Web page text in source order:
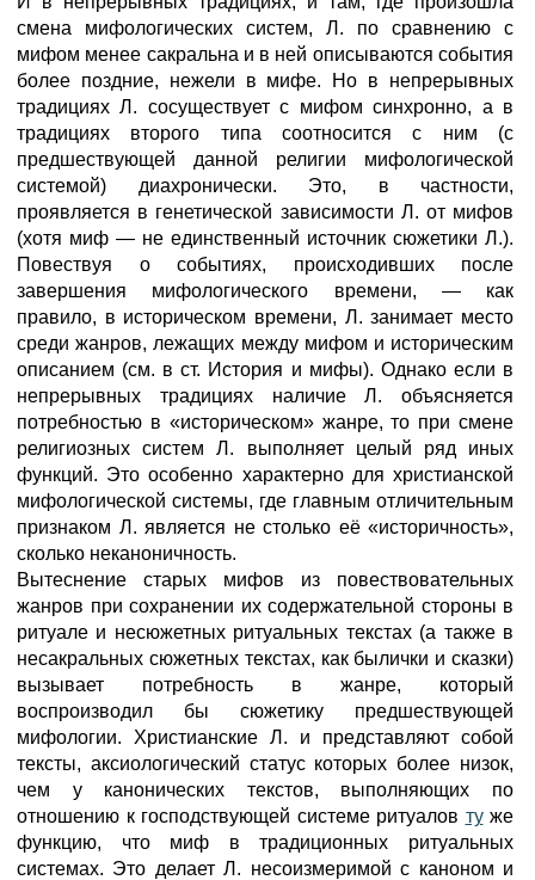
смена мифологических систем, Л. по сравнению с
мифом менее сакральна и в ней описываются события
более поздние, нежели в мифе. Но в непрерывных
традициях Л. сосуществует с мифом синхронно, а в
традициях второго типа соотносится с ним (с
предшествующей данной религии мифологической
системой) диахронически. Это, в частности,
проявляется в генетической зависимости Л. от мифов
(хотя миф — не единственный источник сюжетики Л.).
Повествуя о событиях, происходивших после
завершения мифологического времени, — как
правило, в историческом времени, Л. занимает место
среди жанров, лежащих между мифом и историческим
описанием (см. в ст. История и мифы). Однако если в
непрерывных традициях наличие Л. объясняется
потребностью в «историческом» жанре, то при смене
религиозных систем Л. выполняет целый ряд иных
функций. Это особенно характерно для христианской
мифологической системы, где главным отличительным
признаком Л. является не столько её «историчность»,
сколько неканоничность.
Вытеснение старых мифов из повествовательных
жанров при сохранении их содержательной стороны в
ритуале и несюжетных ритуальных текстах (а также в
несакральных сюжетных текстах, как былички и сказки)
вызывает потребность в жанре, который
воспроизводил бы сюжетику предшествующей
мифологии. Христианские Л. и представляют собой
тексты, аксиологический статус которых более низок,
чем у канонических текстов, выполняющих по
отношению к господствующей системе ритуалов туже
функцию, что миф в традиционных ритуальных
системах. Это делает Л. несоизмеримой с каноном и